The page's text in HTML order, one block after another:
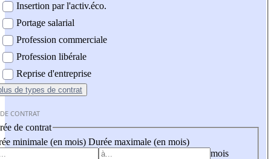
Insertion par l'activ.éco.
Portage salarial
Profession commerciale
Profession libérale
Reprise d'entreprise
de types de contrat
CONTRAT
de contrat
minimale (en mois) Durée maximale (en mois)
mois